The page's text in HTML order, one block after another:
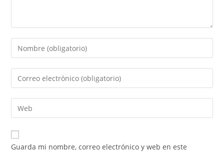
Introduce
tu
nombre
de
usuario
para
comentar
Introduce
tu
dirección
de
electrónico
para
Introduce
la
URL
de
Guarda mi nombre, correo electrónico y web en este